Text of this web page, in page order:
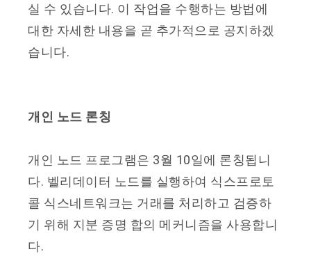
실 수 있습니다. 이 작업을 수행하는 방법에
대한 자세한 내용을 곧 추가적으로 공지하겠
습니다.
개인 노드 론칭
개인 노드 프로그램은 3월 10일에 론칭됩니
다. 벨리데이터 노드를 실행하여 식스프로토
콜 식스네트워크는 거래를 처리하고 검증하
기 위해 지분 증명 합의 메커니즘을 사용합니
다.